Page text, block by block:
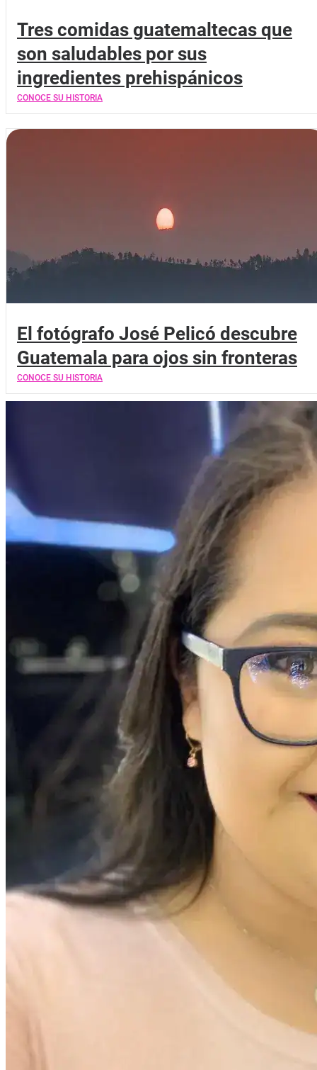
Tres comidas guatemaltecas que
son saludables por sus
ingredientes prehispánicos
CONOCE SU HISTORIA
El fotógrafo José Pelicó descubre
Guatemala para ojos sin fronteras
CONOCE SU HISTORIA